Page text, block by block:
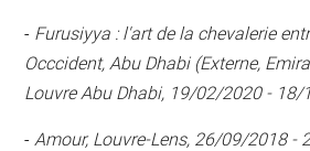
- Furusiyya : l'art de la chevalerie
Occcident, Abu Dhabi (Externe,
Louvre Abu Dhabi, 19/02/2020 - 18/
-Amour, Louvre-Lens, 26/09/2018 -